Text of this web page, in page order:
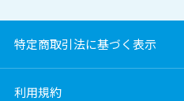
特定商取引法に基づく表示
利用規約